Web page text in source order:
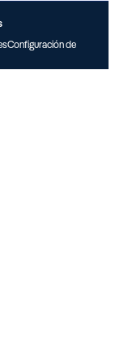
Configuración de